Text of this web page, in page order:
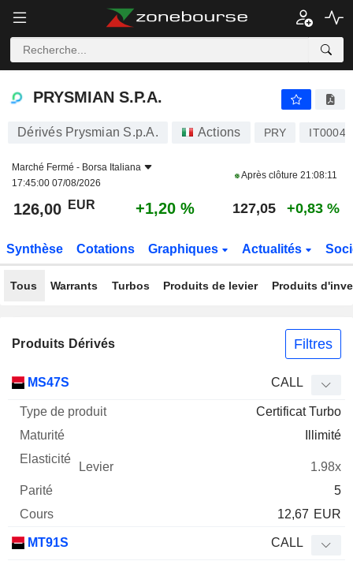
PRYSMIAN S.P.A.
PRYSMIAN S.P.A.
Dérivés Prysmian S.p.A. Actions PRY
Marché Fermé - Borsa Italiana
17:45:00 07/08/2026
Après clôture 21:08:11
126,00 EUR +1,20 % 127,05 +0,83 %
Synthèse Cotations Graphiques Actualités
Tous Warrants Turbos Produits de levier Produits
Produits Dérivés Filtres
Mnemo Type produit
Levier Parité
MS47S CALL
Certificat Turbo
Illimité
1.98x
5
12,67 EUR
MT91S CALL